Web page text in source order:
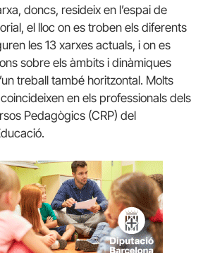
doncs, resideix en l’espai de
el lloc on es troben els diferents
les 13 xarxes actuals, i on es
sobre els àmbits i dinàmiques
treball també horitzontal. Molts
en els professionals dels
Pedagògics (CRP) del